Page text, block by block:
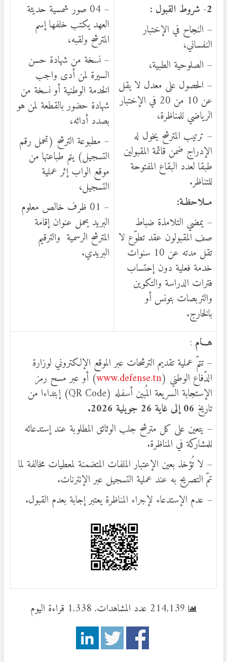
2- شروط القبول :
– النجاح في الإختبار
النفساني،
– الصلوحية الطبية،
– الحصول على معدل لا يقل
عن 10 من 20 في الإختبار
الرياضي للمناظرة،
– ترتيب المترشح يخول له
الإدراج ضمن قائمة المقبولين
طبقا لعدد البقاع المفتوحة
للتناظر.
مــلاحظـة:
– يمضي التلامذة ضباط
صف المقبولون عقد تطوّع لا
تقل مدته عن 10 سنوات
خدمة فعلية دون إحتساب
فترات الدراسة والتكوين
والتربصات بتونس أو
بالخارج.
– 04 صور شمسية حديثة
العهد يكتب خلفها إسم
المترشح ولقبه،
– نسخة من شهادة حسن
السيرة لمن أدى واجب
الخدمة الوطنية أو نسخة من
شهادة حضور بالقطعة لمن هو
بصدد أدائه،
– مطبوعة الترشح (تحمل رقم
التسجيل) يتم طباعتها من
موقع الواب إثر عملية
التسجيل،
– 01 ظرف خالص معلوم
البريد يحمل عنوان إقامة
المترشح الرسمية والترقيم
البريدي.
هـــام :
– تتمّ عملية تقديم الترشحات عبر الموقع الإلكتروني لوزارة
الدّفاع الوطني (www.defense.tn) أو عبر مسح رمز
الإستجابة السريعة المُبين أسفله (QR Code) إبتداءا من
تاريخ 06 إلى غاية 26 جويلية 2026.
– يتعين على كل مترشح جلب الوثائق المطلوبة عند إستدعائه
للمشاركة في المناظرة.
– لا تُؤخذ بعين الإعتبار الملفات المتضمنة لمعطيات مخالفة لما
تمّ التصريح به عند عملية التسجيل عبر الإنترنات.
– عدم الإستدعاء لإجراء المناظرة يعتبر إجابة بعدم القبول.
214,139 عدد المشاهدات, 1,338 قراءة اليوم